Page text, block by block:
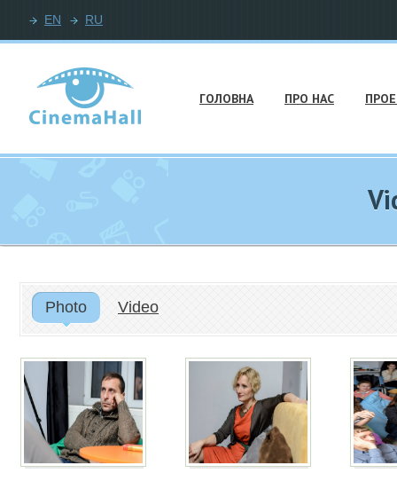
EN RU
ГОЛОВНА ПРО НАС
Photo Video